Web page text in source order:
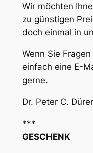
Wir möchten
zu günstigen
doch einmal in
Wenn Sie
einfach eine E-
gerne.
Dr. Peter C.
***
GESCHENK